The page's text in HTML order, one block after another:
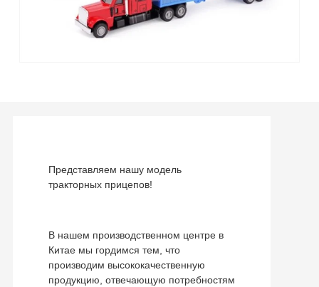
Представляем нашу модель
тракторных прицепов!
В нашем производственном центре в
Китае мы гордимся тем, что
производим высококачественную
продукцию, отвечающую потребностям